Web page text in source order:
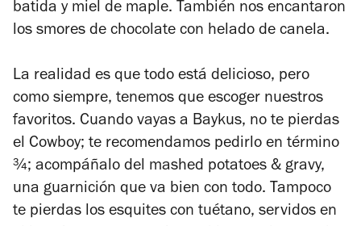
batida y miel de maple. También nos encantaron
los smores de chocolate con helado de canela.
La realidad es que todo está delicioso, pero
como siempre, tenemos que escoger nuestros
favoritos. Cuando vayas a Baykus, no te pierdas
el Cowboy; te recomendamos pedirlo en término
¾; acompáñalo del mashed potatoes & gravy,
una guarnición que va bien con todo. Tampoco
te pierdas los esquites con tuétano, servidos en